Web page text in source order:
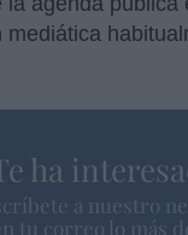
ha
a nuestro
tu correo lo más